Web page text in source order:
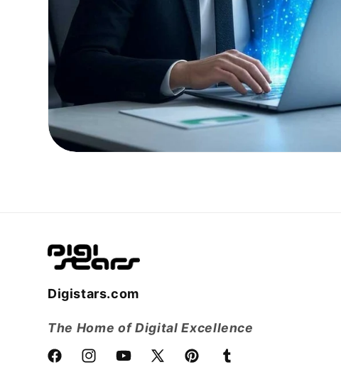
Digistars.com
The Home of Digital Excellence
FacebookInstagramYouTube
X
PinterestTumblr